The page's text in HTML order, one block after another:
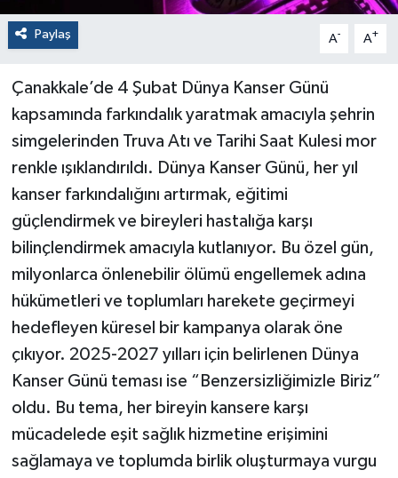
Paylaş A- A+
Çanakkale’de 4 Şubat Dünya Kanser Günü
kapsamında farkındalık yaratmak amacıyla şehrin
simgelerinden Truva Atı ve Tarihi Saat Kulesi mor
renkle ışıklandırıldı. Dünya Kanser Günü, her yıl
kanser farkındalığını artırmak, eğitimi
güçlendirmek ve bireyleri hastalığa karşı
bilinçlendirmek amacıyla kutlanıyor. Bu özel gün,
milyonlarca önlenebilir ölümü engellemek adına
hükümetleri ve toplumları harekete geçirmeyi
hedefleyen küresel bir kampanya olarak öne
çıkıyor. 2025-2027 yılları için belirlenen Dünya
Kanser Günü teması ise “Benzersizliğimizle Biriz”
oldu. Bu tema, her bireyin kansere karşı
mücadelede eşit sağlık hizmetine erişimini
sağlamaya ve toplumda birlik oluşturmaya vurgu